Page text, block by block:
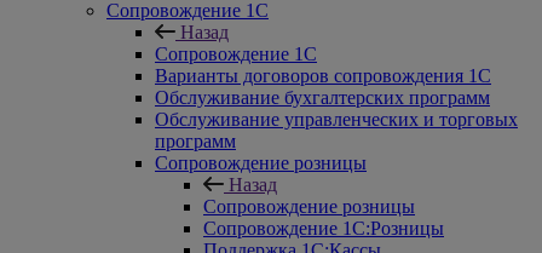
Сопровождение 1С
Назад
Сопровождение 1С
Варианты договоров сопровождения 1С
Обслуживание бухгалтерских программ
Обслуживание управленческих и торговых
программ
Сопровождение розницы
Назад
Сопровождение розницы
Сопровождение 1С:Розницы